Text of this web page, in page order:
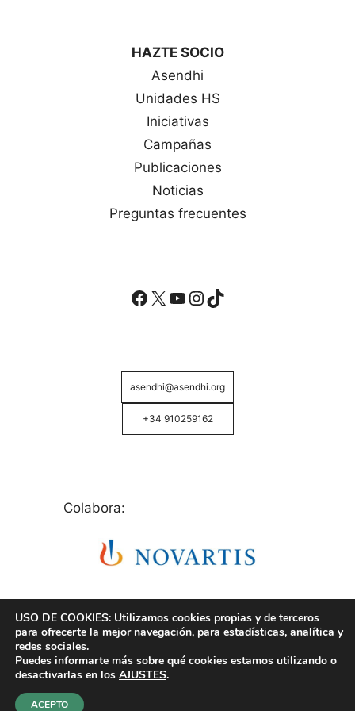
HAZTE SOCIO
Asendhi
Unidades HS
Iniciativas
Campañas
Publicaciones
Noticias
Preguntas frecuentes
Facebook
X YouTube
Instagram
TikTok
asendhi@asendhi.org
+34 910259162
Colabora:
© Copyright 2026 ASENDHI - Asociación de Enfermos
USO DE COOKIES: Utilizamos cookies propias y de terceros
para ofrecerte la mejor navegación, para estadísticas, analítica y
redes sociales.
Puedes informarte más sobre qué cookies estamos utilizando o
desactivarlas en los AJUSTES.
ACEPTO